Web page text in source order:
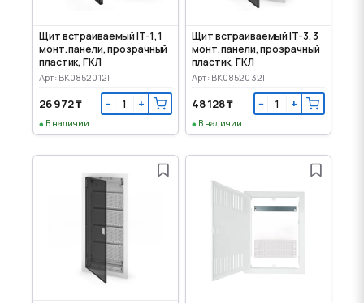
Щит встраиваемый IT-1, 1
монт. панели, прозрачный
пластик, ГКЛ
Арт: BK0852012I
26 972 ₸ − +
В наличии
Щит встраиваемый IT-3, 3
монт. панели, прозрачный
пластик, ГКЛ
Арт: BK0852032I
48 128 ₸ − +
В наличии